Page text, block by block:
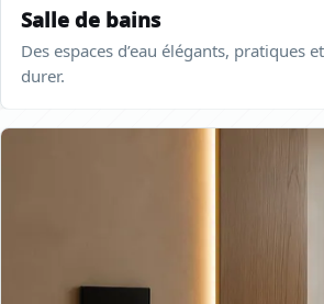
Salle de bains
Des espaces d’eau élégants, pratiques
durer.